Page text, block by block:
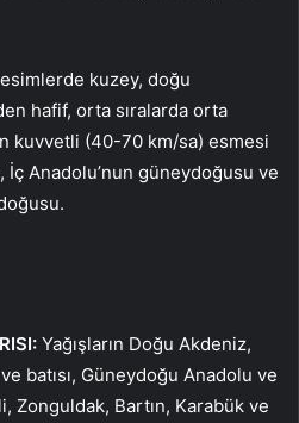
kuzey, doğu
hafif, orta sıralarda orta
kuvvetli (40-70 km/sa) esmesi
Anadolu’nun güneydoğusu ve
Yağışların Doğu Akdeniz,
batısı, Güneydoğu Anadolu ve
Zonguldak, Bartın, Karabük ve